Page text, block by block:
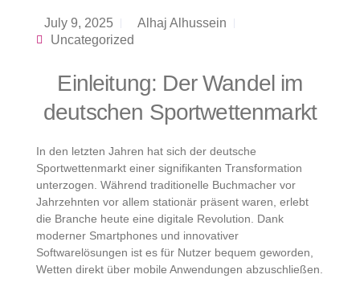
July 9, 2025
Alhaj Alhussein
Uncategorized
Einleitung: Der Wandel im
deutschen Sportwettenmarkt
In den letzten Jahren hat sich der deutsche
Sportwettenmarkt einer signifikanten Transformation
unterzogen. Während traditionelle Buchmacher vor
Jahrzehnten vor allem stationär präsent waren, erlebt
die Branche heute eine digitale Revolution. Dank
moderner Smartphones und innovativer
Softwarelösungen ist es für Nutzer bequem geworden,
Wetten direkt über mobile Anwendungen abzuschließen.